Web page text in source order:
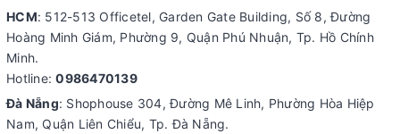
HCM: 512-513 Officetel, Garden Gate Building, Số 8, Đường
Hoàng Minh Giám, Phường 9, Quận Phú Nhuận, Tp. Hồ Chính
Minh.
Hotline:0986470139
Đà Nẵng: Shophouse 304, Đường Mê Linh, Phường Hòa Hiệp
Nam, Quận Liên Chiểu, Tp. Đà Nẵng.